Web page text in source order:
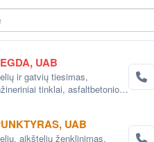
UAB
ir gatvių tiesimas,
tinklai, asfaltbetonio ir
UAB
aikštelių ženklinimas.